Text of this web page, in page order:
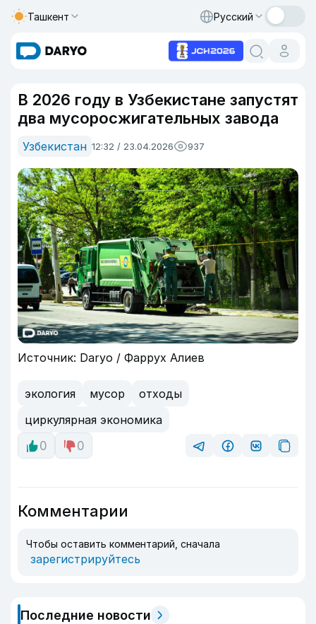
Ташкент Русский
В 2026 году в Узбекистане запустят
два мусоросжигательных завода
Узбекистан 12:32 / 23.04.2026 937
Источник: Daryo / Фаррух Алиев
экология мусор
отходы
циркулярная экономика
0
0
Комментарии
Чтобы оставить комментарий, сначала
зарегистрируйтесь
Последние новости